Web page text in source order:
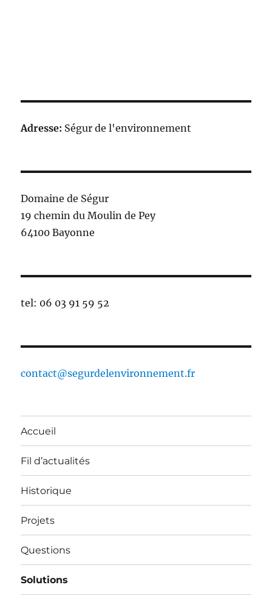
Adresse: Ségur de l'environnement
Domaine de Ségur
19 chemin du Moulin de Pey
64100 Bayonne
tel: 06 03 91 59 52
contact@segurdelenvironnement.fr
Accueil
Fil d’actualités
Historique
Projets
Questions
Solutions